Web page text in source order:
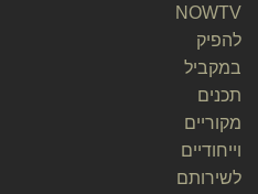
NOWTV
להפיק
במקביל
תכנים
מקוריים
וייחודיים
לשירותם